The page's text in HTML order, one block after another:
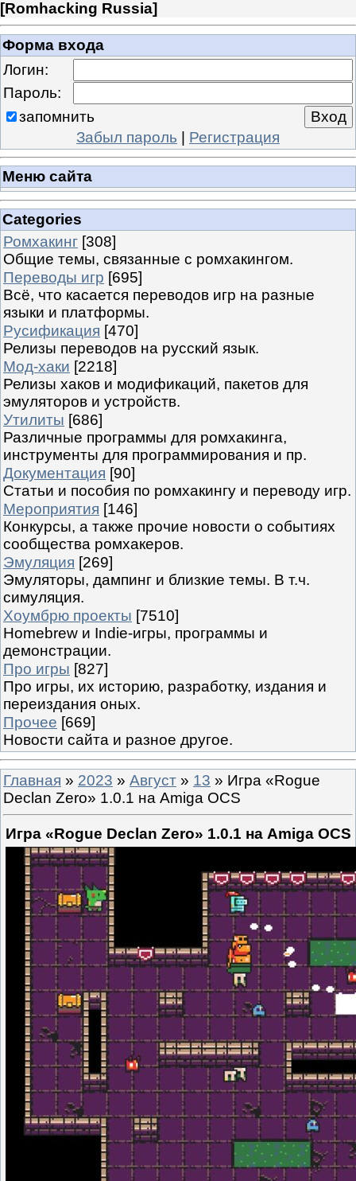
[Romhacking Russia]
Форма входа
Логин:
Пароль:
запомнить
Забыл пароль | Регистрация
Меню сайта
Categories
Ромхакинг [308]
Общие темы, связанные с ромхакингом.
Переводы игр [695]
Всё, что касается переводов игр на разные
языки и платформы.
Русификация [470]
Релизы переводов на русский язык.
Мод-хаки [2218]
Релизы хаков и модификаций, пакетов для
эмуляторов и устройств.
Утилиты [686]
Различные программы для ромхакинга,
инструменты для программирования и пр.
Документация [90]
Статьи и пособия по ромхакингу и переводу игр.
Мероприятия [146]
Конкурсы, а также прочие новости о событиях
сообщества ромхакеров.
Эмуляция [269]
Эмуляторы, дампинг и близкие темы. В т.ч.
симуляция.
Хоумбрю проекты [7510]
Homebrew и Indie-игры, программы и
демонстрации.
Про игры [827]
Про игры, их историю, разработку, издания и
переиздания оных.
Прочее [669]
Новости сайта и разное другое.
Главная » 2023 » Август » 13 » Игра «Rogue
Declan Zero» 1.0.1 на Amiga OCS
Игра «Rogue Declan Zero» 1.0.1 на Amiga OCS